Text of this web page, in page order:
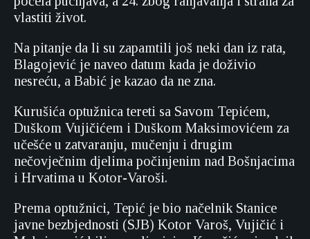
vlastiti život.
Na pitanje da li su zapamtili još neki dan iz rata,
Blagojević je naveo datum kada je doživio
nesreću, a Babić je kazao da ne zna.
Kurušića optužnica tereti sa Savom Tepićem,
Duškom Vujičićem i Duškom Maksimovićem za
učešće u zatvaranju, mučenju i drugim
nečovječnim djelima počinjenim nad Bošnjacima
i Hrvatima u Kotor-Varoši.
Prema optužnici, Tepić je bio načelnik Stanice
javne bezbjednosti (SJB) Kotor Varoš, Vujičić i